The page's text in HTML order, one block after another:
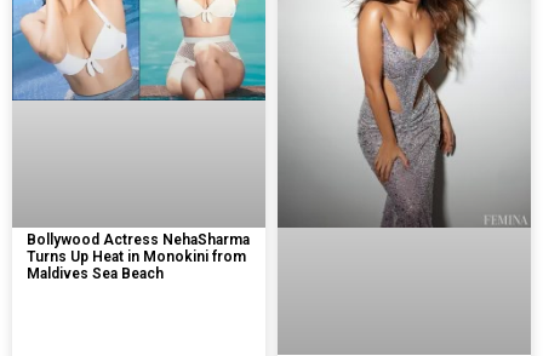
Bollywood Actress NehaSharma
Turns Up Heat in Monokini from
Maldives Sea Beach